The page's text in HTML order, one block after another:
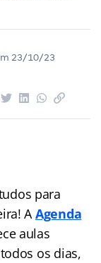
23/10/23
para
AAgenda
aulas
todos os dias,